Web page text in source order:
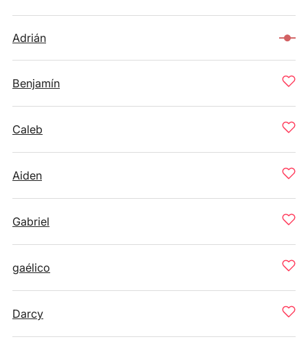
Adrián
Benjamín
Caleb
Aiden
Gabriel
gaélico
Darcy